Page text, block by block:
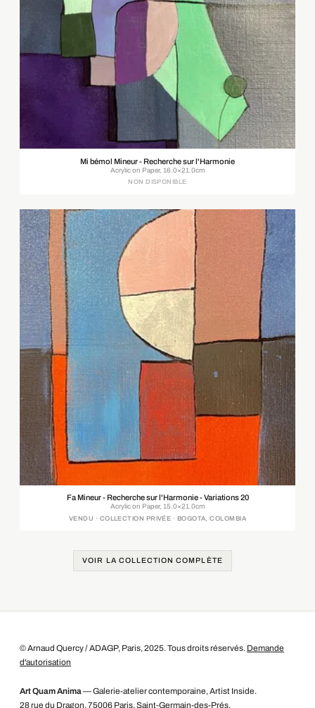
Mi bémol Mineur - Recherche sur l'Harmonie
Acrylic on Paper, 16.0×21.0cm
NON DISPONIBLE
Fa Mineur - Recherche sur l'Harmonie - Variations 20
Acrylic on Paper, 15.0×21.0cm
VENDU · COLLECTION PRIVÉE · BOGOTA, COLOMBIA
VOIR LA COLLECTION COMPLÈTE
© Arnaud Quercy / ADAGP, Paris, 2025. Tous droits réservés. Demande
d'autorisation
Art Quam Anima — Galerie-atelier contemporaine, Artist Inside.
28 rue du Dragon, 75006 Paris, Saint-Germain-des-Prés.